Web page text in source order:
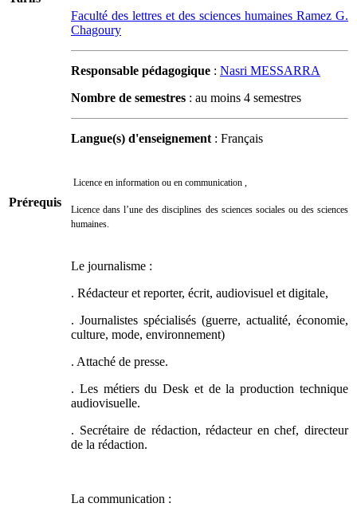
Faculté des lettres et des sciences humaines Ramez G.
Chagoury
Responsable pédagogique : Nasri MESSARRA
Nombre de semestres : au moins 4 semestres
Langue(s) d'enseignement: Français
Prérequis
Licence en information ou en communication ,
Licence dans l’une des disciplines des sciences sociales ou des sciences
humaines.
Le journalisme :
. Rédacteur et reporter, écrit, audiovisuel et digitale,
. Journalistes spécialisés (guerre, actualité, économie,
culture, mode, environnement)
. Attaché de presse.
. Les métiers du Desk et de la production technique
audiovisuelle.
. Secrétaire de rédaction, rédacteur en chef, directeur
de la rédaction.
La communication :